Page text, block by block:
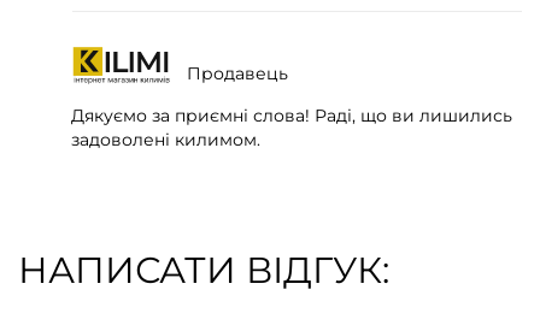
Продавець
Дякуємо за приємні слова! Раді, що ви лишились
задоволені килимом.
НАПИСАТИ ВІДГУК: